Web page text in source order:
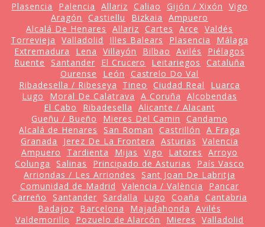
Plasencia Palencia Allariz Caliao Gijón / Xixón
Vigo
Aragón
Castiellu Bizkaia
Ampuero
Alcalá De Henares
Allariz Cartes Arce
Valdés
Torrevieja
Valladolid Illes Balears Plasencia
Málaga
Extremadura
Lena Villayón Bilbao Avilés
Piélagos
Ruente
Santander El Crucero Leitariegos
Cataluña
Ourense
León
Castrelo Do Val
Ribadesella / Ribeseya
Tineo Ciudad Real
Luarca
Lugo
Moral De Calatrava A Coruña
Alcobendas
El Cabo
Ribadesella
Alicante / Alacant
Gueñu / Bueño
Mieres Del Camin
Candamo
Alcalá de Henares
San Roman Castrillón
A Fraga
Granada
Jerez De La Frontera Asturias
Valencia
Ampuero
Tardienta Mijas Vigo Latores
Arroyo
Colunga
Salinas Principado de Asturias
País Vasco
Arriondas / Les Arriondes
Sant Joan De Labritja
Comunidad de Madrid
Valencia / València
Pancar
Carreño
Santander Sardalla Lugo Coaña
Cantabria
Badajoz
Barcelona Majadahonda
Avilés
Valdemorillo
Pozuelo de Alarcón Mieres
Valladolid